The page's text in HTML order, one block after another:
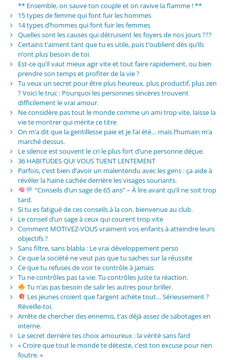
** Ensemble, on sauve ton couple et on ravive la flamme ! **
15 types de femme qui font fuir les hommes
14 types d’hommes qui font fuir les femmes
Quelles sont les causes qui détruisent les foyers de nos jours ???
Certains t’aiment tant que tu es utile, puis t’oublient dès qu’ils
n’ont plus besoin de toi.
Est-ce qu’il vaut mieux agir vite et tout faire rapidement, ou bien
prendre son temps et profiter de la vie ?
Tu veux un secret pour être plus heureux, plus productif, plus zen
? Voici le truc : Pourquoi les personnes sincères trouvent
difficilement le vrai amour.
Ne considère pas tout le monde comme un ami trop vite, laisse la
vie te montrer qui mérite ce titre
On m’a dit que la gentillesse paie et je l’ai été… mais l’humain m’a
marché dessus.
Le silence est souvent le cri le plus fort d’une personne déçue.
36 HABITUDES QUI VOUS TUENT LENTEMENT
Parfois, c’est bien d’avoir un malentendu avec les gens : ça aide à
révéler la haine cachée derrière les visages souriants.
“Conseils d’un sage de 65 ans” – À lire avant qu’il ne soit trop
tard.
Si tu es fatigué de ces conseils à la con, bienvenue au club.
Le conseil d’un sage à ceux qui courent trop vite
Comment MOTIVEZ-VOUS vraiment vos enfants à atteindre leurs
objectifs ?
Sans filtre, sans blabla : Le vrai développement perso
Ce que la société ne veut pas que tu saches sur la réussite
Ce que tu refuses de voir te contrôle à jamais
Tu ne contrôles pas ta vie. Tu contrôles juste ta réaction.
Tu n’as pas besoin de salir les autres pour briller.
Les jeunes croient que l’argent achète tout… Sérieusement ?
Réveille-toi.
Arrête de chercher des ennemis, t’as déjà assez de sabotages en
interne.
Le secret derrière tes choix amoureux : la vérité sans fard
« Croire que tout le monde te déteste, c’est ton excuse pour rien
foutre. »